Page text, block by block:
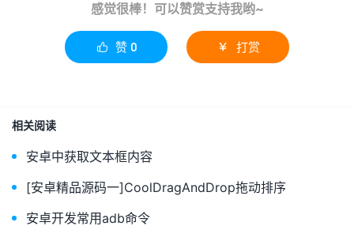
感觉很棒！可以赞赏支持我哟~
 赞 0  打赏
相关阅读
安卓中获取文本框内容
[安卓精品源码一]CoolDragAndDrop拖动排序
安卓开发常用adb命令